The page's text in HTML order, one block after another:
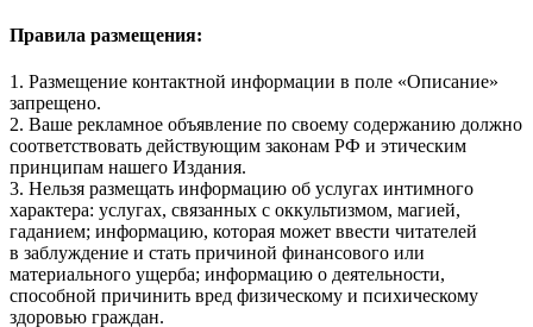
Правила размещения:
1. Размещение контактной информации в поле «Описание»
запрещено.
2. Ваше рекламное объявление по своему содержанию должно
соответствовать действующим законам РФ и этическим
принципам нашего Издания.
3. Нельзя размещать информацию об услугах интимного
характера: услугах, связанных с оккультизмом, магией,
гаданием; информацию, которая может ввести читателей
в заблуждение и стать причиной финансового или
материального ущерба; информацию о деятельности,
способной причинить вред физическому и психическому
здоровью граждан.